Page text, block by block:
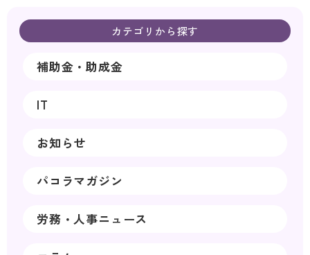
カテゴリから探す
補助金・助成金
IT
お知らせ
パコラマガジン
労務・人事ニュース